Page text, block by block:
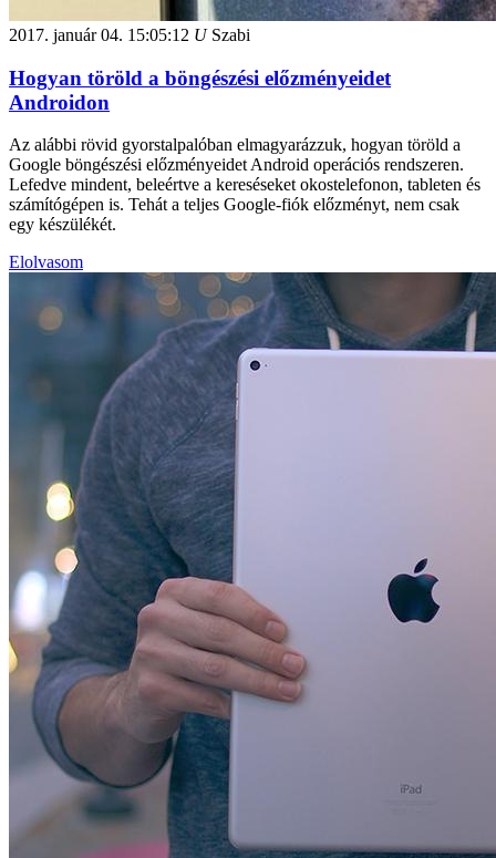
2017. január 04. 15:05:12 USzabi
Hogyan töröld a böngészési előzményeidet
Androidon
Az alábbi rövid gyorstalpalóban elmagyarázzuk, hogyan töröld a
Google böngészési előzményeidet Android operációs rendszeren.
Lefedve mindent, beleértve a kereséseket okostelefonon, tableten és
számítógépen is. Tehát a teljes Google-fiók előzményt, nem csak
egy készülékét.
Elolvasom